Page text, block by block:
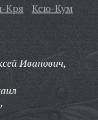
Кря
Ксю-Кум
Иванович,